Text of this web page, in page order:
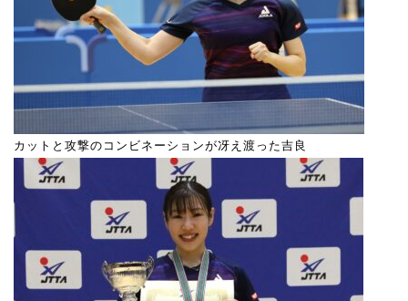
カットと攻撃のコンビネーションが冴え渡った吉良